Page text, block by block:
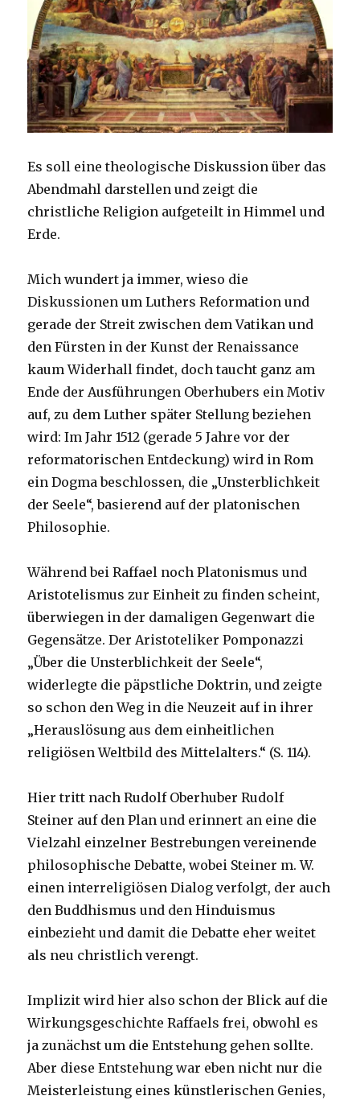
Es soll eine theologische Diskussion über das
Abendmahl darstellen und zeigt die
christliche Religion aufgeteilt in Himmel und
Erde.
Mich wundert ja immer, wieso die
Diskussionen um Luthers Reformation und
gerade der Streit zwischen dem Vatikan und
den Fürsten in der Kunst der Renaissance
kaum Widerhall findet, doch taucht ganz am
Ende der Ausführungen Oberhubers ein Motiv
auf, zu dem Luther später Stellung beziehen
wird: Im Jahr 1512 (gerade 5 Jahre vor der
reformatorischen Entdeckung) wird in Rom
ein Dogma beschlossen, die „Unsterblichkeit
der Seele“, basierend auf der platonischen
Philosophie.
Während bei Raffael noch Platonismus und
Aristotelismus zur Einheit zu finden scheint,
überwiegen in der damaligen Gegenwart die
Gegensätze. Der Aristoteliker Pomponazzi
„Über die Unsterblichkeit der Seele“,
widerlegte die päpstliche Doktrin, und zeigte
so schon den Weg in die Neuzeit auf in ihrer
„Herauslösung aus dem einheitlichen
religiösen Weltbild des Mittelalters.“ (S. 114).
Hier tritt nach Rudolf Oberhuber Rudolf
Steiner auf den Plan und erinnert an eine die
Vielzahl einzelner Bestrebungen vereinende
philosophische Debatte, wobei Steiner m. W.
einen interreligiösen Dialog verfolgt, der auch
den Buddhismus und den Hinduismus
einbezieht und damit die Debatte eher weitet
als neu christlich verengt.
Implizit wird hier also schon der Blick auf die
Wirkungsgeschichte Raffaels frei, obwohl es
ja zunächst um die Entstehung gehen sollte.
Aber diese Entstehung war eben nicht nur die
Meisterleistung eines künstlerischen Genies,